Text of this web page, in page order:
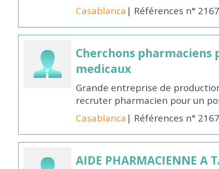
Casablanca | Références n°
Cherchons
medicaux
Grande entreprise de
recruter pharmacien pour un
Casablanca | Références n°
AIDE PHARMACIENNE A